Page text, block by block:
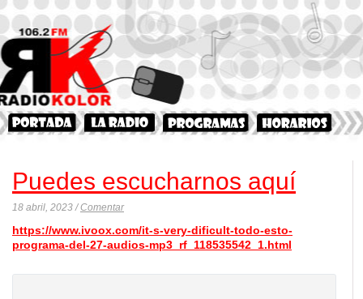
Puedes escucharnos aquí
18 abril, 2023 /Comentar
https://www.ivoox.com/it-s-very-dificult-todo-esto-
programa-del-27-audios-mp3_rf_118535542_1.html